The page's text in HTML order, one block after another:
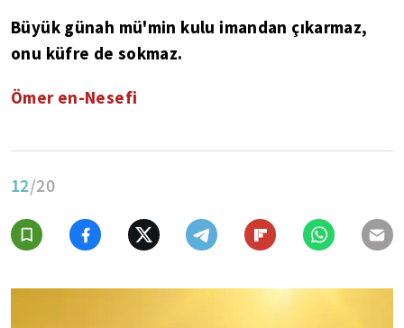
Büyük günah mü'min kulu imandan çıkarmaz,
onu küfre de sokmaz.
Ömer en-Nesefi
12/20